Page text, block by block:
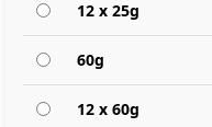
12 x 25g
60g
12 x 60g